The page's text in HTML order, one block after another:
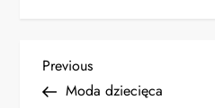
N
Previous
Post
Previous
Moda dziecięca